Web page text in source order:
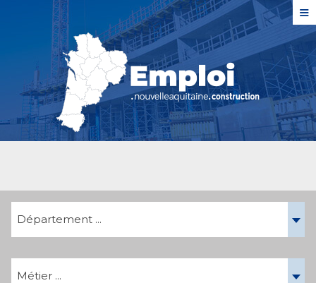
≡
Département ...
Métier ...